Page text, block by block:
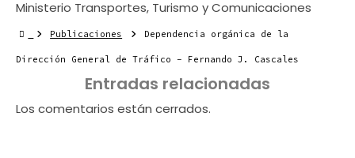
Ministerio Transportes, Turismo y Comunicaciones
Publicaciones Dependencia orgánica de la
Dirección General de Tráfico – Fernando J. Cascales
Entradas relacionadas
Los comentarios están cerrados.